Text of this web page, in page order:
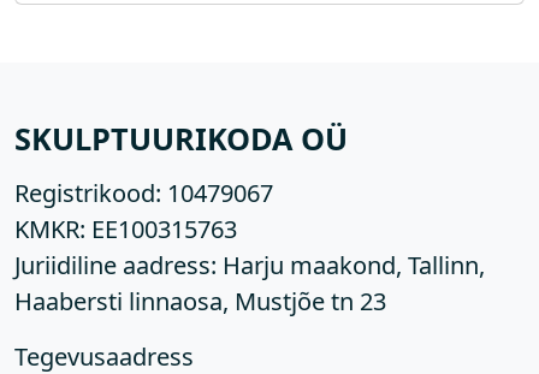
SKULPTUURIKODA OÜ
Registrikood: 10479067
KMKR: EE100315763
Juriidiline aadress: Harju maakond, Tallinn,
Haabersti linnaosa, Mustjõe tn 23
Tegevusaadress